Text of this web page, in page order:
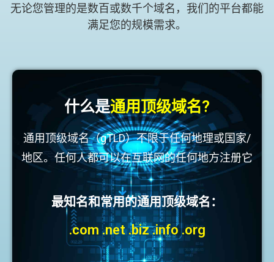
无论您管理的是数百或数千个域名，我们的平台都能
满足您的规模需求。
什么是通用顶级域名?
通用顶级域名（gTLD）不限于任何地理或国家/
地区。任何人都可以在互联网的任何地方注册它
最知名和常用的通用顶级域名：
.com .net .biz .info .org